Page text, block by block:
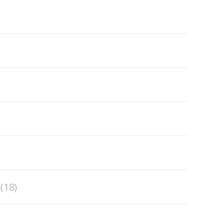
(18)